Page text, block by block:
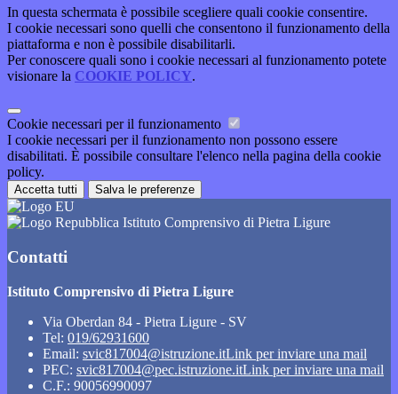
In questa schermata è possibile scegliere quali cookie consentire.
I cookie necessari sono quelli che consentono il funzionamento della
piattaforma e non è possibile disabilitarli.
Per conoscere quali sono i cookie necessari al funzionamento potete
visionare la COOKIE POLICY.
Cookie necessari per il funzionamento
I cookie necessari per il funzionamento non possono essere
disabilitati. È possibile consultare l'elenco nella pagina della cookie
policy.
Accetta tutti Salva le preferenze
Istituto Comprensivo di Pietra Ligure
Contatti
Istituto Comprensivo di Pietra Ligure
Via Oberdan 84 - Pietra Ligure - SV
Tel: 019/62931600
Email: svic817004@istruzione.itLink per inviare una mail
PEC: svic817004@pec.istruzione.itLink per inviare una mail
C.F.: 90056990097